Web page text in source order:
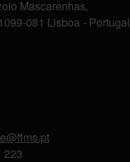
Mascarenhas,
081 Lisboa - Portugal
223